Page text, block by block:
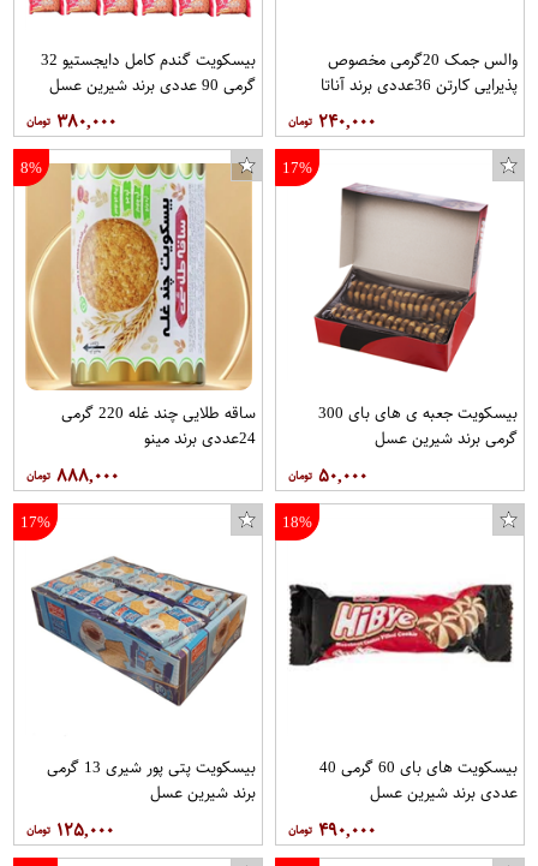
والس جمک 20گرمی مخصوص
پذیرایی کارتن 36عددی برند آناتا
۲۴۰,۰۰۰
بیسکویت گندم کامل دایجستیو 32
گرمی 90 عددی برند شیرین عسل
۳۸۰,۰۰۰
17%
بیسکویت جعبه ی های بای 300
گرمی برند شیرین عسل
۵۰,۰۰۰
8%
ساقه طلایی چند غله 220 گرمی
24عددی برند مینو
۸۸۸,۰۰۰
18%
بیسکویت های بای 60 گرمی 40
عددی برند شیرین عسل
۴۹۰,۰۰۰
17%
بیسکویت پتی پور شیری 13 گرمی
برند شیرین عسل
۱۲۵,۰۰۰